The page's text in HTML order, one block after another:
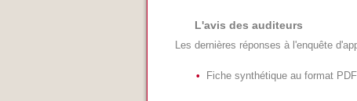
L'avis des auditeurs
Les dernières réponses à l'enquête
Fiche synthétique au format PDF